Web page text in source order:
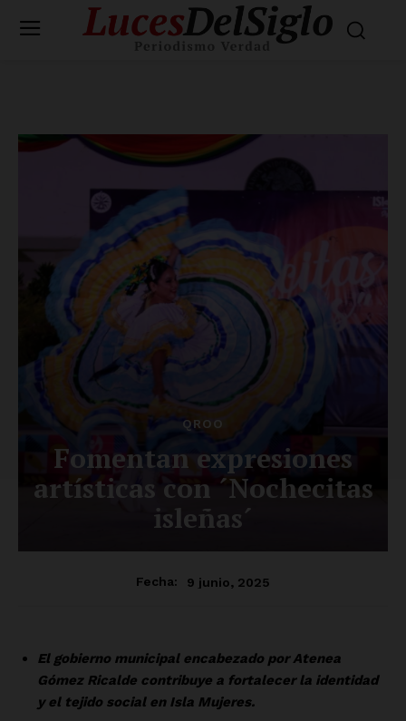
QROO
Fomentan expresiones
artísticas con ´Nochecitas
isleñas´
Fecha: 9 junio, 2025
El gobierno municipal encabezado por Atenea
Gómez Ricalde contribuye a fortalecer la identidad
y el tejido social en Isla Mujeres.